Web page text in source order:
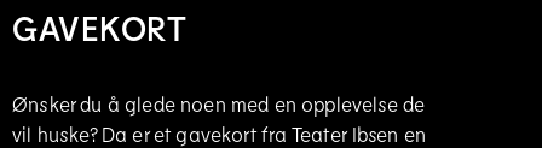
GAVEKORT
Ønsker du å glede noen med en opplevelse de
vil huske? Da er et gavekort fra Teater Ibsen en